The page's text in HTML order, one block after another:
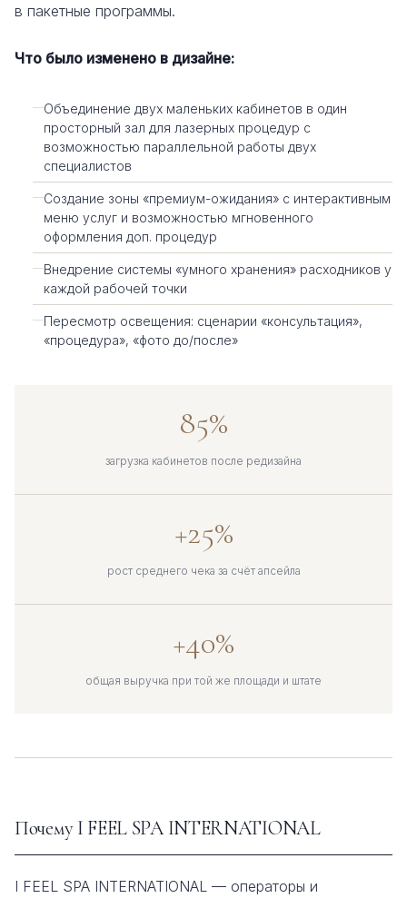
в пакетные программы.
Что было изменено в дизайне:
Объединение двух маленьких кабинетов в один
просторный зал для лазерных процедур с
возможностью параллельной работы двух
специалистов
Создание зоны «премиум-ожидания» с интерактивным
меню услуг и возможностью мгновенного
оформления доп. процедур
Внедрение системы «умного хранения» расходников у
каждой рабочей точки
Пересмотр освещения: сценарии «консультация»,
«процедура», «фото до/после»
85%
загрузка кабинетов после редизайна
+25%
рост среднего чека за счёт апсейла
+40%
общая выручка при той же площади и штате
Почему I FEEL SPA INTERNATIONAL
I FEEL SPA INTERNATIONAL — операторы и